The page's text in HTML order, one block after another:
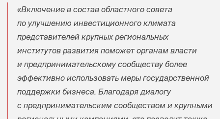
«Включение в состав областного совета
по улучшению инвестиционного климата
представителей крупных региональных
институтов развития поможет органам власти
и предпринимательскому сообществу более
эффективно использовать меры государственной
поддержки бизнеса. Благодаря диалогу
с предпринимательским сообществом и крупными